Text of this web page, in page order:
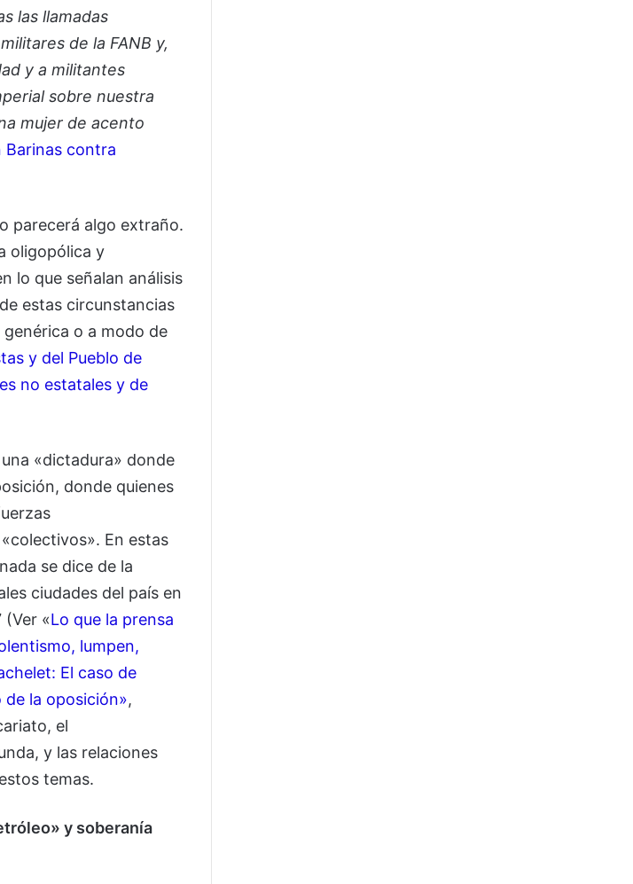
las llamadas
de la FANB y,
y a militantes
sobre nuestra
mujer de acento
Barinas contra
parecerá algo extraño.
oligopólica y
lo que señalan análisis
estas circunstancias
o a modo de
y del Pueblo de
no estatales y de
«dictadura» donde
donde quienes
En estas
se dice de la
ciudades del país en
(Ver «Lo que la prensa
lumpen,
El caso de
la oposición»,
el
y las relaciones
temas.
y soberanía